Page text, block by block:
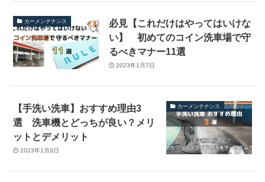
カーメンテナンス
必見【これだけはやってはいけな
い】 初めてのコイン洗車場で守
るべきマナー11選
2023年1月7日
カーメンテナンス
【手洗い洗車】おすすめ理由3
選 洗車機とどっちが良い？メリ
ットとデメリット
2023年1月3日